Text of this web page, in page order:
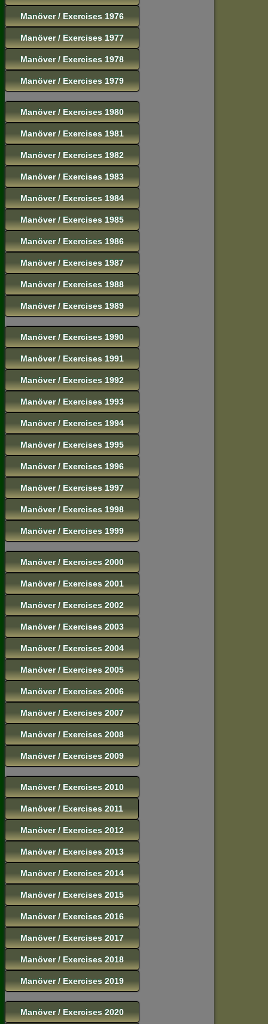
Manöver / Exercises 1976
Manöver / Exercises 1977
Manöver / Exercises 1978
Manöver / Exercises 1979
Manöver / Exercises 1980
Manöver / Exercises 1981
Manöver / Exercises 1982
Manöver / Exercises 1983
Manöver / Exercises 1984
Manöver / Exercises 1985
Manöver / Exercises 1986
Manöver / Exercises 1987
Manöver / Exercises 1988
Manöver / Exercises 1989
Manöver / Exercises 1990
Manöver / Exercises 1991
Manöver / Exercises 1992
Manöver / Exercises 1993
Manöver / Exercises 1994
Manöver / Exercises 1995
Manöver / Exercises 1996
Manöver / Exercises 1997
Manöver / Exercises 1998
Manöver / Exercises 1999
Manöver / Exercises 2000
Manöver / Exercises 2001
Manöver / Exercises 2002
Manöver / Exercises 2003
Manöver / Exercises 2004
Manöver / Exercises 2005
Manöver / Exercises 2006
Manöver / Exercises 2007
Manöver / Exercises 2008
Manöver / Exercises 2009
Manöver / Exercises 2010
Manöver / Exercises 2011
Manöver / Exercises 2012
Manöver / Exercises 2013
Manöver / Exercises 2014
Manöver / Exercises 2015
Manöver / Exercises 2016
Manöver / Exercises 2017
Manöver / Exercises 2018
Manöver / Exercises 2019
Manöver / Exercises 2020